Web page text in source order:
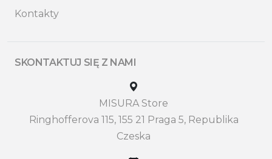
Kontakty
SKONTAKTUJ SIĘ Z NAMI
MISURA Store
Ringhofferova 115, 155 21 Praga 5, Republika
Czeska